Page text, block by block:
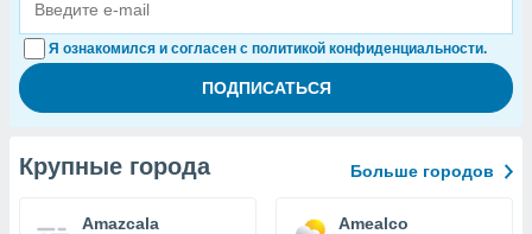
Я ознакомился и согласен с политикой конфиденциальности.
Крупные города Больше городов
Amazcala Amealco